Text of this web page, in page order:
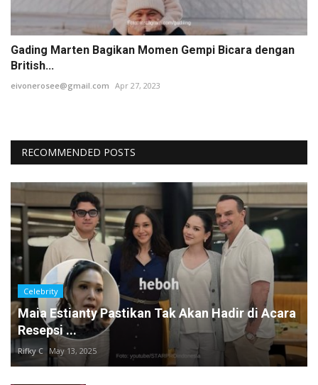
Gading Marten Bagikan Momen Gempi Bicara dengan
British...
eivonerosee@gmail.com Apr 27, 2023
RECOMMENDED POSTS
Celebrity
Maia Estianty Pastikan Tak Akan Hadir di Acara
Resepsi ...
Rifky C May 13, 2025